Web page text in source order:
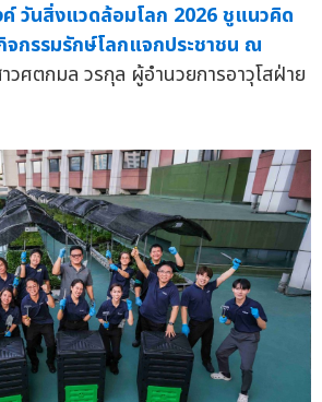
วันสิ่งแวดล้อมโลก 2026 ชูแนวคิด
กรรมรักษ์โลกแจกประชาชน ณ
ศตกมล วรกุล ผู้อำนวยการอาวุโสฝ่าย